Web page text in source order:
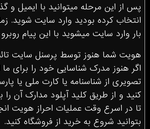
پس از این مرحله میتوانید با ایمیل و
انتخاب کرده بودید وارد سایت شوید.
بار وارد سایت میشوید با این پیام
هویت شما هنوز توسط پرسنل سایت
اگر هنوز مدرک شناسایی خود را برای ما
تصویری از شناسنامه یا کارت ملی یا
کنید و از طریق کلید آپلود مدارک آن را
تا در اسرع وقت عملیات احراز هویت
بتوانید شروع به خرید از فروشگاه کنید.